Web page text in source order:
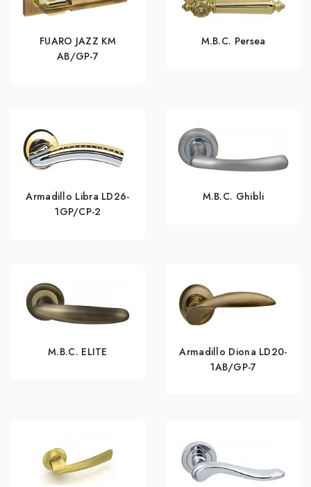
FUARO JAZZ KM
AB/GP-7
M.B.C. Persea
Armadillo Libra LD26-
1GP/CP-2
M.B.C. Ghibli
M.B.C. ELITE
Armadillo Diona LD20-
1AB/GP-7